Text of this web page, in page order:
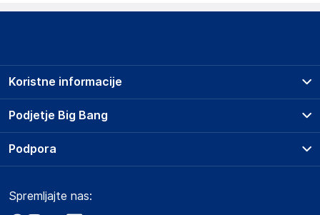
Podjetje Big Bang
O podjetju
Obvestila za javnost
Koristne informacije
Prodajna mesta
Storitve
Dostava, vnos in odvoz
Podpora
Marketplace
Spremljajte nas: